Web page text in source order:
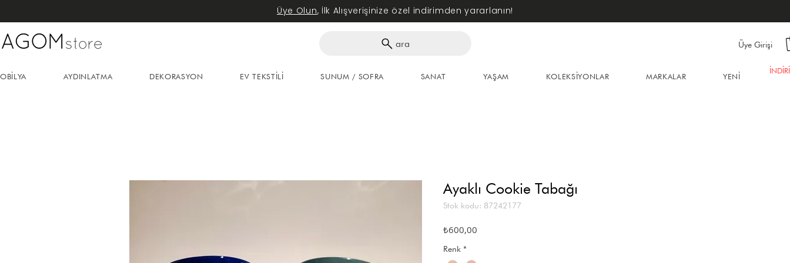
Üye Olun, İlk Alışverişinize özel indirimden yararlanın!
Üye Girişi
ara
Ayaklı Cookie Tabağı
Stok kodu: 87242177
₺600,00Fiyat
Renk *
AYDINLATMA DEKORASYON EV TEKSTİLİ SUNUM / SOFRA SANAT YAŞAM KOLEKSİYONLAR MARKALAR YENİ